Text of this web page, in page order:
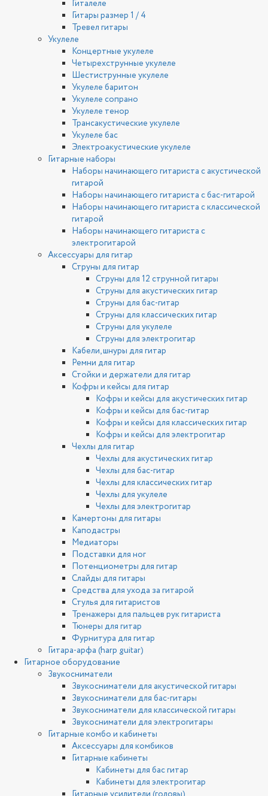
Гиталеле
Гитары размер 1 / 4
Тревел гитары
Укулеле
Концертные укулеле
Четырехструнные укулеле
Шестиструнные укулеле
Укулеле баритон
Укулеле сопрано
Укулеле тенор
Трансакустические укулеле
Укулеле бас
Электроакустические укулеле
Гитарные наборы
Наборы начинающего гитариста с акустической
гитарой
Наборы начинающего гитариста с бас-гитарой
Наборы начинающего гитариста с классической
гитарой
Наборы начинающего гитариста с
электрогитарой
Аксессуары для гитар
Струны для гитар
Струны для 12 струнной гитары
Струны для акустических гитар
Струны для бас-гитар
Струны для классических гитар
Струны для укулеле
Струны для электрогитар
Кабели, шнуры для гитар
Ремни для гитар
Стойки и держатели для гитар
Кофры и кейсы для гитар
Кофры и кейсы для акустических гитар
Кофры и кейсы для бас-гитар
Кофры и кейсы для классических гитар
Кофры и кейсы для электрогитар
Чехлы для гитар
Чехлы для акустических гитар
Чехлы для бас-гитар
Чехлы для классических гитар
Чехлы для укулеле
Чехлы для электрогитар
Камертоны для гитары
Каподастры
Медиаторы
Подставки для ног
Потенциометры для гитар
Слайды для гитары
Средства для ухода за гитарой
Стулья для гитаристов
Тренажеры для пальцев рук гитариста
Тюнеры для гитар
Фурнитура для гитар
Гитара-арфа (harp guitar)
Гитарное оборудование
Звукосниматели
Звукосниматели для акустической гитары
Звукосниматели для бас-гитары
Звукосниматели для классической гитары
Звукосниматели для электрогитары
Гитарные комбо и кабинеты
Аксессуары для комбиков
Гитарные кабинеты
Кабинеты для бас гитар
Кабинеты для электрогитар